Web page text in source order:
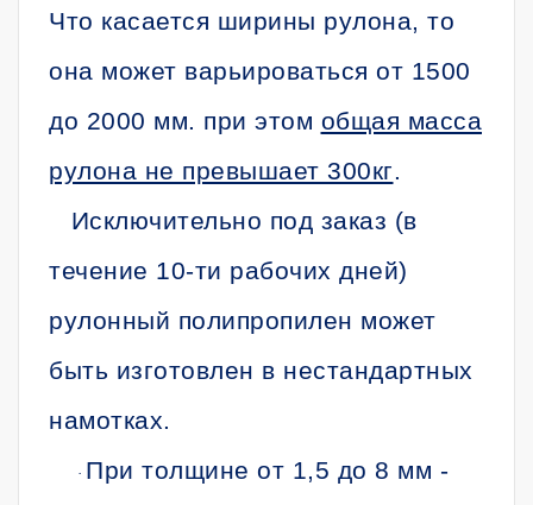
Что касается ширины рулона, то
она может варьироваться от 1500
до 2000 мм. при этом общая масса
рулона не превышает 300кг.
Исключительно под заказ (в
течение 10-ти рабочих дней)
рулонный полипропилен может
быть изготовлен в нестандартных
намотках.
· При толщине от 1,5 до 8 мм -